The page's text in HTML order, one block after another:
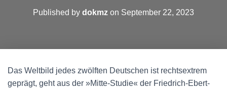
Published by dokmz on September 22, 2023
Das Weltbild jedes zwölften Deutschen ist rechtsextrem
geprägt, geht aus der »Mitte-Studie« der Friedrich-Ebert-